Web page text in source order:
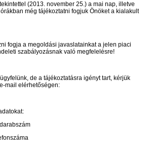
(2013. november 25.) a mai nap, illetve
még tájékoztatni fogjuk Önöket a kialakult
fogja a megoldási javaslatainkat a jelen piaci
szabályozásnak való megfelelésre!
de a tájékoztatásra igényt tart, kérjük
mail elérhetőségen: